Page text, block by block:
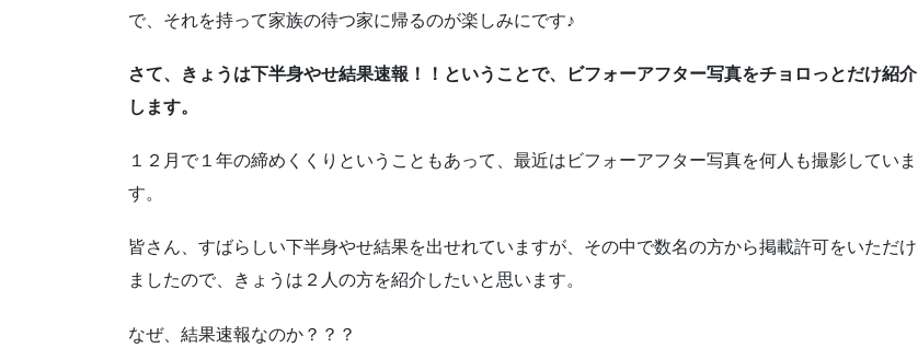
で、それを持って家族の待つ家に帰るのが楽しみにです♪
さて、きょうは下半身やせ結果速報！！ということで、ビフォーアフター写真をチョロっとだけ紹介
します。
１２月で１年の締めくくりということもあって、最近はビフォーアフター写真を何人も撮影していま
す。
皆さん、すばらしい下半身やせ結果を出せれていますが、その中で数名の方から掲載許可をいただけ
ましたので、きょうは２人の方を紹介したいと思います。
なぜ、結果速報なのか？？？